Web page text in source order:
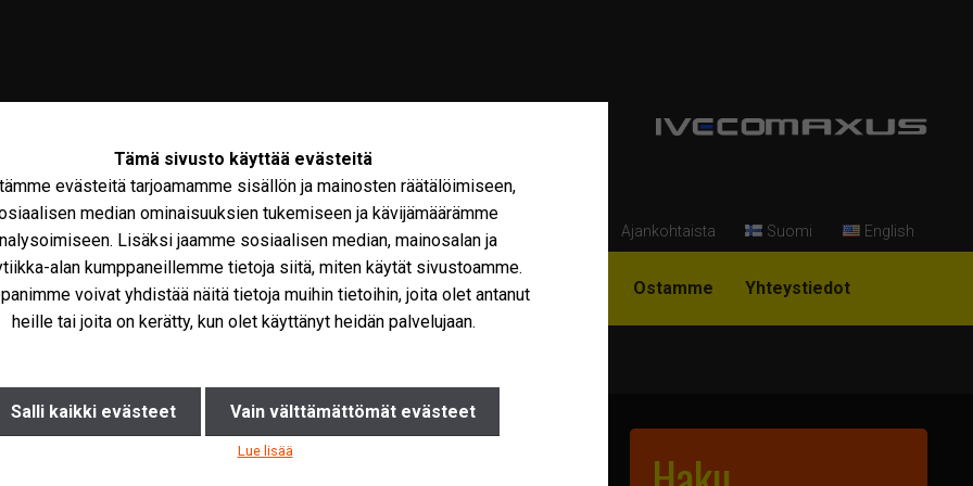
Ajankohtaista Suomi English
Maxus Iveco Varaosat Tarvikkeet Miksi Niemi-Korpi? Ostamme Yhteystiedot
P Matala hinausauto
Tämä sivusto käyttää evästeitä
evästeitä tarjoamamme sisällön ja mainosten räätälöimiseen,
median ominaisuuksien tukemiseen ja kävijämäärämme
Lisäksi jaamme sosiaalisen median, mainosalan ja
alan kumppaneillemme tietoja siitä, miten käytät sivustoamme.
voivat yhdistää näitä tietoja muihin tietoihin, joita olet antanut
heille tai joita on kerätty, kun olet käyttänyt heidän palvelujaan.
Salli kaikki evästeet Vain välttämättömät evästeet
Lue lisää